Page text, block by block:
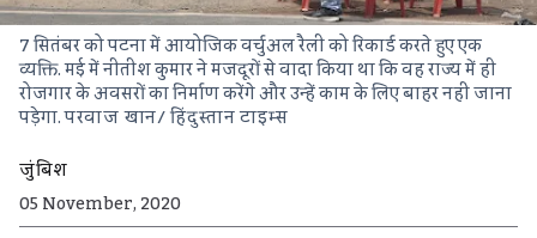
7 सितंबर को पटना में आयोजिक वर्चुअल रैली को रिकार्ड करते हुए एक
व्यक्ति. मई में नीतीश कुमार ने मजदूरों से वादा किया था कि वह राज्य में ही
रोजगार के अवसरों का निर्माण करेंगे और उन्हें काम के लिए बाहर नहीं जाना
पड़ेगा.परवाज खान/ हिंदुस्तान टाइम्स
जुंबिश
05 November, 2020